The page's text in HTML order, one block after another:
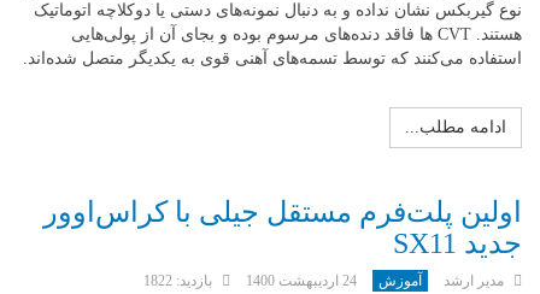
نوع گیربکس نشان نداده و به دنبال نمونه‌های دستی یا دوکلاچه اتوماتیک
هستند. CVT ها فاقد دنده‌های مرسوم بوده و بجای آن از پولی‌هایی
استفاده می‌کنند که توسط تسمه‌های آهنی قوی به یکدیگر متصل شده‌اند.
ادامه مطلب...
اولین پلت‌فرم مستقل جیلی با کراس‌اوور
جدید SX11
مدیر ارشد آموزش 24 ارديبهشت 1400 بازدید: 1822